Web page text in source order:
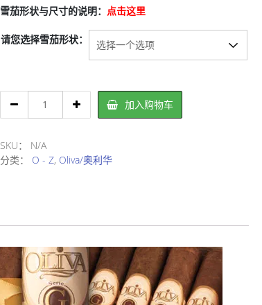
雪茄形状与尺寸的说明： 点击这里
请您选择雪茄形状：
Serie
奥
利
雪
数
量
加入购物车
SKU： N/A
分类： O - Z, Oliva/奥利华